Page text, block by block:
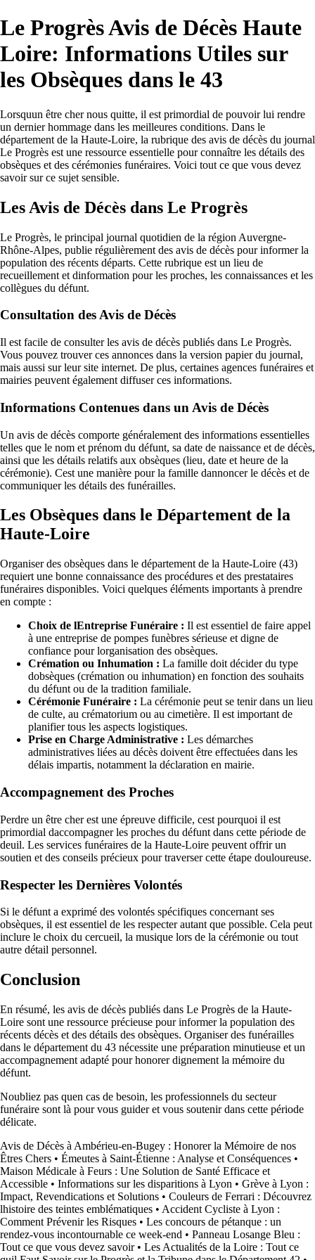
Le Progrès Avis de Décès Haute
Loire: Informations Utiles sur
les Obsèques dans le 43
Lorsquun être cher nous quitte, il est primordial de pouvoir lui rendre
un dernier hommage dans les meilleures conditions. Dans le
département de la Haute-Loire, la rubrique des avis de décès du journal
Le Progrès est une ressource essentielle pour connaître les détails des
obsèques et des cérémonies funéraires. Voici tout ce que vous devez
savoir sur ce sujet sensible.
Les Avis de Décès dans Le Progrès
Le Progrès, le principal journal quotidien de la région Auvergne-
Rhône-Alpes, publie régulièrement des avis de décès pour informer la
population des récents départs. Cette rubrique est un lieu de
recueillement et dinformation pour les proches, les connaissances et les
collègues du défunt.
Consultation des Avis de Décès
Il est facile de consulter les avis de décès publiés dans Le Progrès.
Vous pouvez trouver ces annonces dans la version papier du journal,
mais aussi sur leur site internet. De plus, certaines agences funéraires et
mairies peuvent également diffuser ces informations.
Informations Contenues dans un Avis de Décès
Un avis de décès comporte généralement des informations essentielles
telles que le nom et prénom du défunt, sa date de naissance et de décès,
ainsi que les détails relatifs aux obsèques (lieu, date et heure de la
cérémonie). Cest une manière pour la famille dannoncer le décès et de
communiquer les détails des funérailles.
Les Obsèques dans le Département de la
Haute-Loire
Organiser des obsèques dans le département de la Haute-Loire (43)
requiert une bonne connaissance des procédures et des prestataires
funéraires disponibles. Voici quelques éléments importants à prendre
en compte :
Choix de lEntreprise Funéraire : Il est essentiel de faire appel
à une entreprise de pompes funèbres sérieuse et digne de
confiance pour lorganisation des obsèques.
Crémation ou Inhumation : La famille doit décider du type
dobsèques (crémation ou inhumation) en fonction des souhaits
du défunt ou de la tradition familiale.
Cérémonie Funéraire : La cérémonie peut se tenir dans un lieu
de culte, au crématorium ou au cimetière. Il est important de
planifier tous les aspects logistiques.
Prise en Charge Administrative : Les démarches
administratives liées au décès doivent être effectuées dans les
délais impartis, notamment la déclaration en mairie.
Accompagnement des Proches
Perdre un être cher est une épreuve difficile, cest pourquoi il est
primordial daccompagner les proches du défunt dans cette période de
deuil. Les services funéraires de la Haute-Loire peuvent offrir un
soutien et des conseils précieux pour traverser cette étape douloureuse.
Respecter les Dernières Volontés
Si le défunt a exprimé des volontés spécifiques concernant ses
obsèques, il est essentiel de les respecter autant que possible. Cela peut
inclure le choix du cercueil, la musique lors de la cérémonie ou tout
autre détail personnel.
Conclusion
En résumé, les avis de décès publiés dans Le Progrès de la Haute-
Loire sont une ressource précieuse pour informer la population des
récents décès et des détails des obsèques. Organiser des funérailles
dans le département du 43 nécessite une préparation minutieuse et un
accompagnement adapté pour honorer dignement la mémoire du
défunt.
Noubliez pas quen cas de besoin, les professionnels du secteur
funéraire sont là pour vous guider et vous soutenir dans cette période
délicate.
Avis de Décès à Ambérieu-en-Bugey : Honorer la Mémoire de nos
Êtres Chers • Émeutes à Saint-Étienne : Analyse et Conséquences •
Maison Médicale à Feurs : Une Solution de Santé Efficace et
Accessible • Informations sur les disparitions à Lyon • Grève à Lyon :
Impact, Revendications et Solutions • Couleurs de Ferrari : Découvrez
lhistoire des teintes emblématiques • Accident Cycliste à Lyon :
Comment Prévenir les Risques • Les concours de pétanque : un
rendez-vous incontournable ce week-end • Panneau Losange Bleu :
Tout ce que vous devez savoir• Les Actualités de la Loire : Tout ce